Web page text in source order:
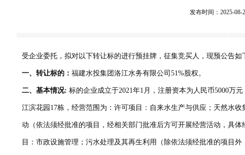
发布时间： 2025-08-
受企业委托，拟对以下转让标的进行预挂牌，征集竞买人，现预公告如
一、转让标的： 福建水投集团洛江水务有限公司51%股权。
二、基本情况: 标的企业成立于2021年1月，注册资本为人民币5000万
江滨花园17栋，经营范围为：许可项目：自来水生产与供应；天然水
动（依法须经批准的项目，经相关部门批准后方可开展经营活动，具
目：市政设施管理；污水处理及其再生利用（除依法须经批准的项目外